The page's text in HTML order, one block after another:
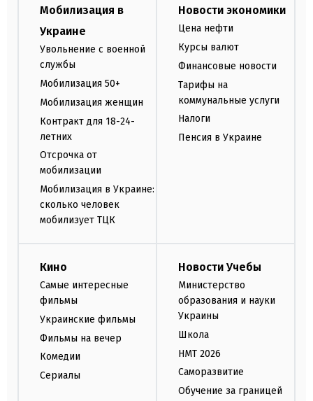
Мобилизация в
Украине
Увольнение с военной
службы
Мобилизация 50+
Мобилизация женщин
Контракт для 18-24-
летних
Отсрочка от
мобилизации
Мобилизация в Украине:
сколько человек
мобилизует ТЦК
Новости экономики
Цена нефти
Курсы валют
Финансовые новости
Тарифы на
коммунальные услуги
Налоги
Пенсия в Украине
Кино
Самые интересные
фильмы
Украинские фильмы
Фильмы на вечер
Комедии
Сериалы
Новости Учебы
Министерство
образования и науки
Украины
Школа
НМТ 2026
Саморазвитие
Обучение за границей